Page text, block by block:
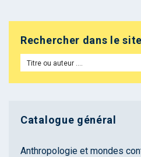
Rechercher dans le site
Catalogue général
Anthropologie et mondes